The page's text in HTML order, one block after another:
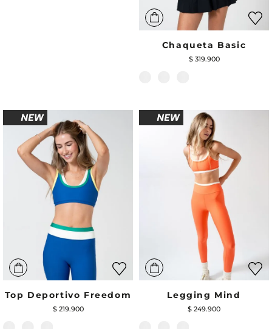
Chaqueta Basic
$ 319.900
Top Deportivo Freedom
$ 219.900
Legging Mind
$ 249.900